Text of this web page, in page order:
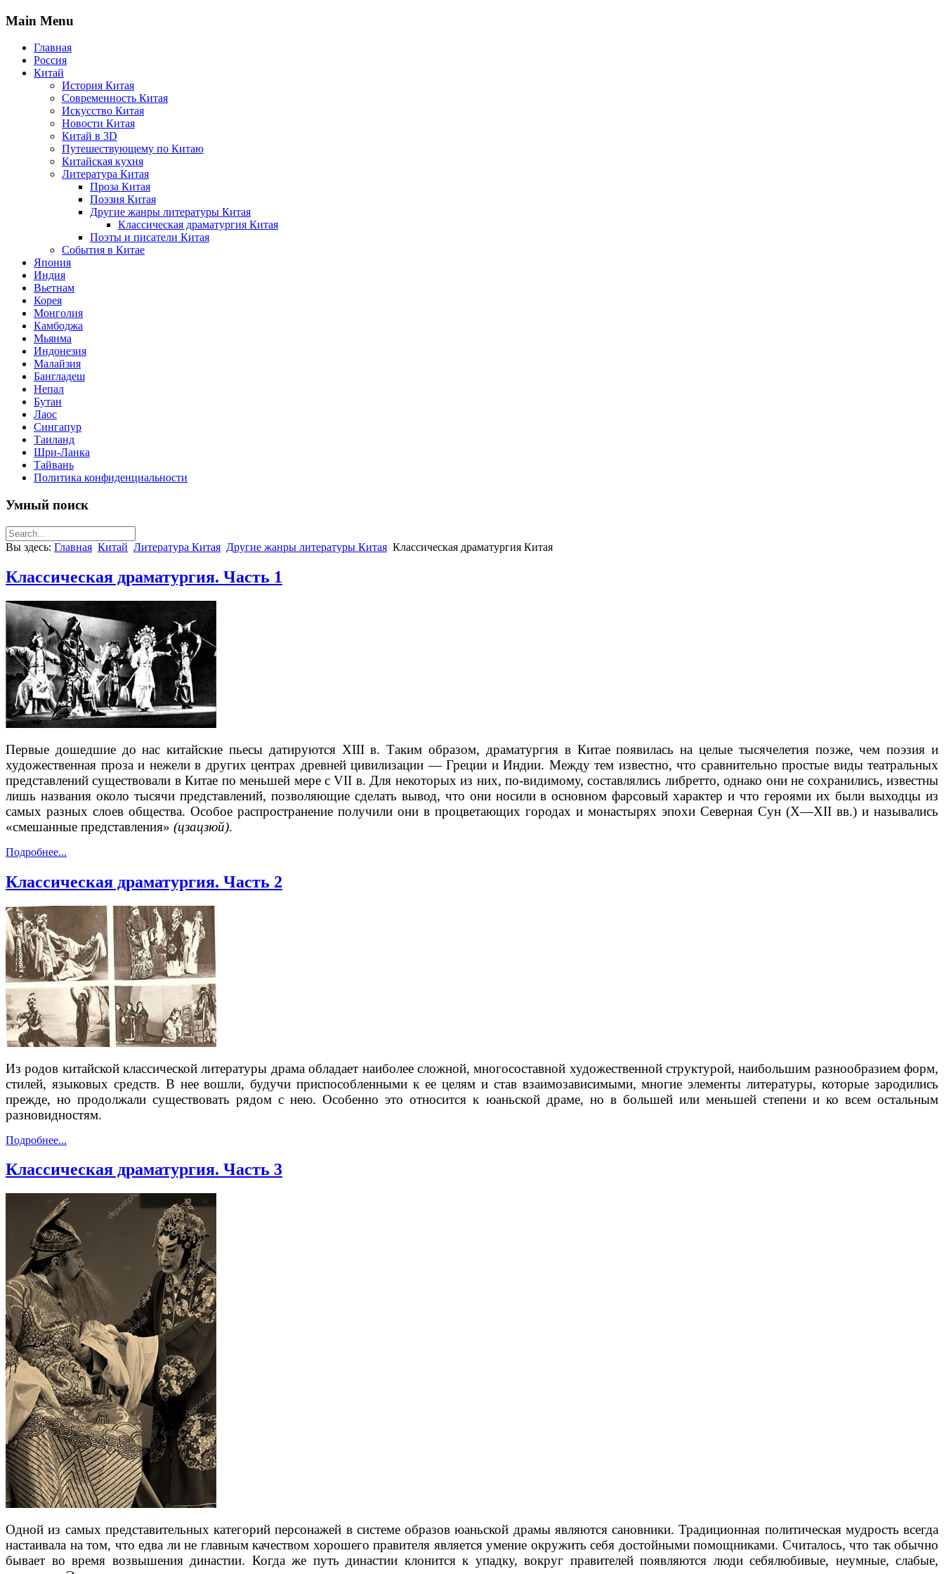
Main Menu
Главная
Россия
Китай
История Китая
Современность Китая
Искусство Китая
Новости Китая
Китай в 3D
Путешествующему по Китаю
Китайская кухня
Литература Китая
Проза Китая
Поэзия Китая
Другие жанры литературы Китая
Классическая драматургия Китая
Поэты и писатели Китая
События в Китае
Япония
Индия
Вьетнам
Корея
Монголия
Камбоджа
Мьянма
Индонезия
Малайзия
Бангладеш
Непал
Бутан
Лаос
Сингапур
Таиланд
Шри-Ланка
Тайвань
Политика конфиденциальности
Умный поиск
Вы здесь: Главная Китай Литература Китая Другие жанры литературы Китая Классическая драматургия Китая
Классическая драматургия. Часть 1
Первые дошедшие до нас китайские пьесы датируются XIII в. Таким образом, драматургия в Китае появилась на целые тысячелетия позже, чем поэзия и
художественная проза и нежели в других центрах древней цивилизации — Греции и Индии. Между тем известно, что сравнительно простые виды театральных
представлений существовали в Китае по меньшей мере с VII в. Для некоторых из них, по-видимому, составлялись либретто, однако они не сохранились, известны
лишь названия около тысячи представлений, позволяющие сделать вывод, что они носили в основном фарсовый характер и что героями их были выходцы из
самых разных слоев общества. Особое распространение получили они в процветающих городах и монастырях эпохи Северная Сун (X—XII вв.) и назывались
«смешанные представления» (цзацзюй).
Подробнее...
Классическая драматургия. Часть 2
Из родов китайской классической литературы драма обладает наиболее сложной, много­составной художественной структурой, наибольшим разнообразием форм,
стилей, языковых средств. В нее вошли, будучи приспособленными к ее целям и став взаимозависимыми, многие элементы литературы, которые зародились
прежде, но продолжали существовать рядом с нею. Особенно это относится к юаньской драме, но в большей или меньшей степени и ко всем остальным
разновидностям.
Подробнее...
Классическая драматургия. Часть 3
Одной из самых представительных категорий персонажей в системе образов юаньской драмы являются сановники. Традиционная политическая мудрость всегда
настаивала на том, что едва ли не главным качеством хорошего правителя является умение окружить себя достойными помощниками. Считалось, что так обычно
бывает во время возвышения династии. Когда же путь династии клонится к упадку, вокруг правителей появляются люди себялюбивые, неумные, слабые,